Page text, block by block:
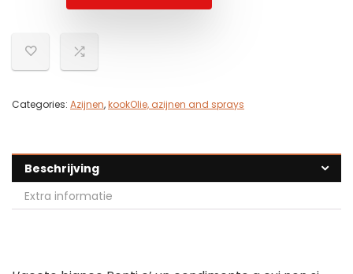
Categories: Azijnen,kookOlie, azijnen and sprays
Beschrijving
Extra informatie